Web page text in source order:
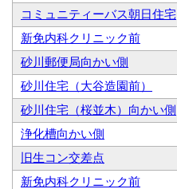
コミュニティーバス朝日住宅
新免内科クリニック前
砂川郵便局向かい側
砂川住宅（大谷造園前）
砂川住宅（桜並木）向かい側
浄化槽向かい側
旧生コン交差点
新免内科クリニック前